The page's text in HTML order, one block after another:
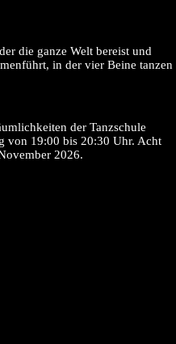
die ganze Welt bereist und
in der vier Beine tanzen
der Tanzschule
von 19:00 bis 20:30 Uhr. Acht
2026.